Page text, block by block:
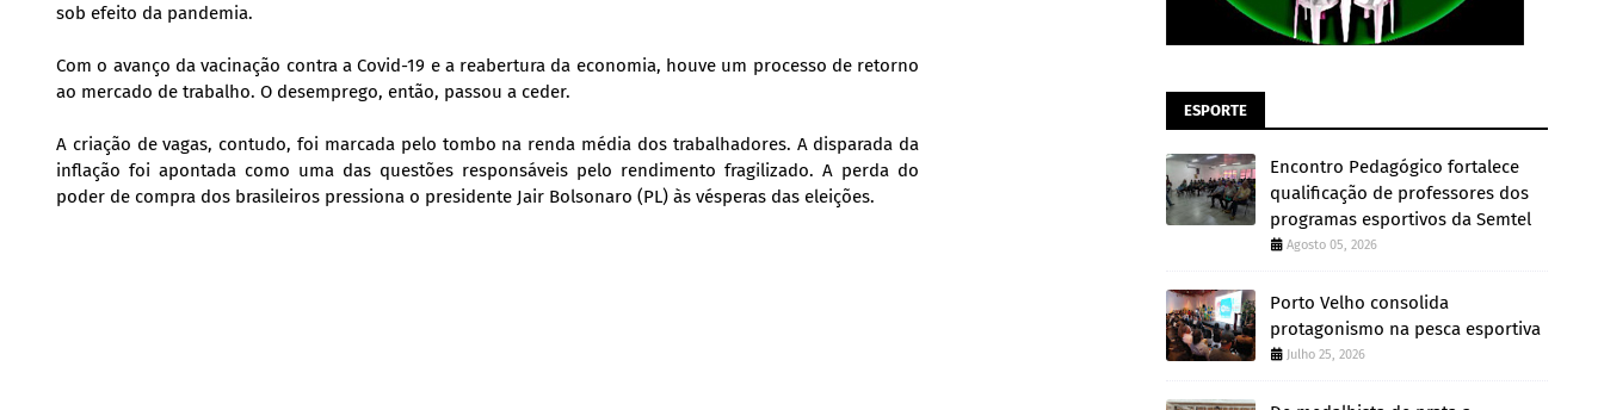
sob efeito da pandemia.
Com o avanço da vacinação contra a Covid-19 e a reabertura da economia, houve um processo de retorno
ao mercado de trabalho. O desemprego, então, passou a ceder.
A criação de vagas, contudo, foi marcada pelo tombo na renda média dos trabalhadores. A disparada da
inflação foi apontada como uma das questões responsáveis pelo rendimento fragilizado. A perda do
poder de compra dos brasileiros pressiona o presidente Jair Bolsonaro (PL) às vésperas das eleições.
ESPORTE
Encontro Pedagógico fortalece
qualificação de professores dos
programas esportivos da Semtel
Agosto 05, 2026
Porto Velho consolida
protagonismo na pesca esportiva
Julho 25, 2026